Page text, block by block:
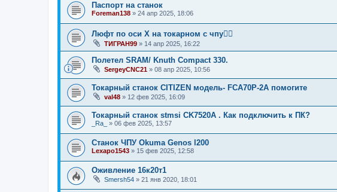
Паспорт на станок
Foreman138 » 24 апр 2025, 18:06
Люфт по оси X на токарном с чпу🤦‍♂️
ТИГРАН99 » 14 апр 2025, 16:22
Полетел SRAM/ Knuth Compact 330.
SergeyCNC21 » 08 апр 2025, 10:56
Токарный станок CITIZEN модель- FCA70P-2A помогите
val48 » 12 фев 2025, 16:09
Токарный станок stmsi CK7520A . Как подключить к ПК?
_Ra_ » 06 фев 2025, 13:57
Станок ЧПУ Okuma Genos l200
Lexapo1543 » 15 фев 2025, 12:58
Оживление 16к20т1
Smersh54 » 21 янв 2020, 18:01